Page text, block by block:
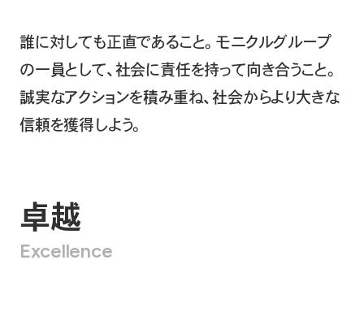
誰に対しても正直であること。モニクルグループ
の一員として、社会に責任を持って向き合うこと。
誠実なアクションを積み重ね、社会からより大きな
信頼を獲得しよう。
卓越
Excellence